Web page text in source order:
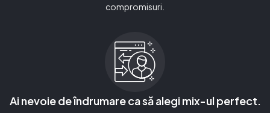
compromisuri.
Ai nevoie de îndrumare ca să alegi mix-ul perfect.